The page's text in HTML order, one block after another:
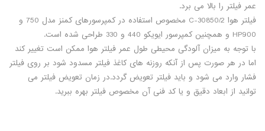
عمر فیلتر را بالا می برد.
فیلتر هوا C-30850/2 مخصوص استفاده در کمپرسورهای کمنز مدل 750 و
HP900 و همچنین کمپرسور ایویکو 440 و 330 طراحی شده است.
با توجه به میزان آلودگی محیطی طول عمر فیلتر هوا ممکن است تغییر کند
اما در هر صورت پس از آنکه روزنه های کاغذ فیلتر مسدود شود بر روی فیلتر
فشار وارد می شود و باید فیلتر تعویض گردد.در زمان تعویض فیلتر می
توانید از ابعاد دقیق و یا کد فنی آن مخصوص فیلتر بهره ببرید.